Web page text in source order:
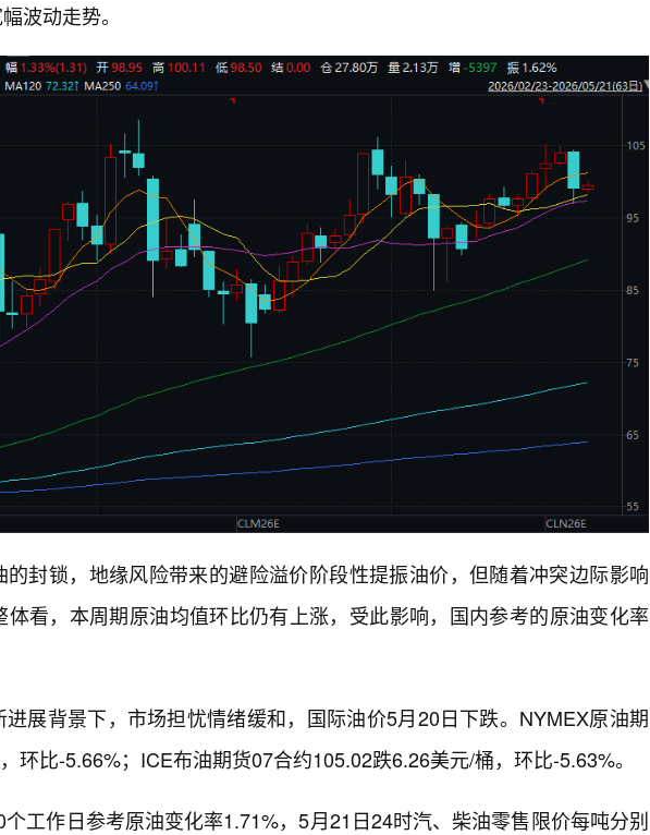
波动走势。
封锁，地缘风险带来的避险溢价阶段性提振油价，但随着冲突边际影响
看，本周期原油均值环比仍有上涨，受此影响，国内参考的原油变化率
展背景下，市场担忧情绪缓和，国际油价5月20日下跌。NYMEX原油期
环比-5.66%；ICE布油期货07合约105.02跌6.26美元/桶，环比-5.63%。
工作日参考原油变化率1.71%，5月21日24时汽、柴油零售限价每吨分别